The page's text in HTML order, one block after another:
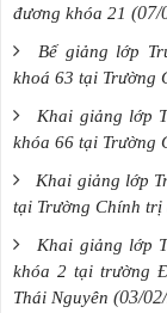
đương khóa 21 (07/
Bế giảng lớp
khoá 63 tại Trường
Khai giảng lớp
khóa 66 tại Trường
Khai giảng lớp
tại Trường Chính trị
Khai giảng lớp
khóa 2 tại trường
Thái Nguyên (03/